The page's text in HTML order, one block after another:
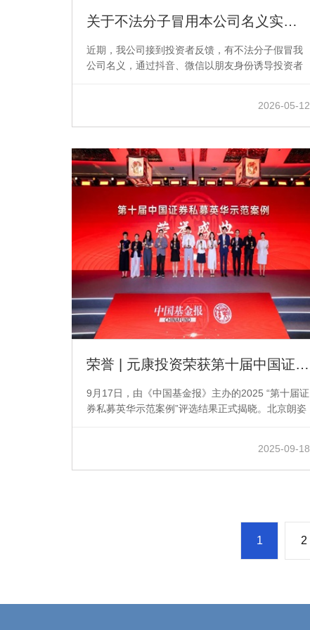
关于不法分子冒用本公司名义实施诈骗活动的提示性公告
近期，我公司接到投资者反馈，有不法分子假冒我
公司名义，通过抖音、微信以朋友身份诱导投资者
2026-05-12
荣誉 | 元康投资荣获第十届中国证券私募英华奖·成长示范机构大奖
9月17日，由《中国基金报》主办的2025 “第十届证
券私募英华示范案例”评选结果正式揭晓。北京朗姿
2025-09-18
1 2